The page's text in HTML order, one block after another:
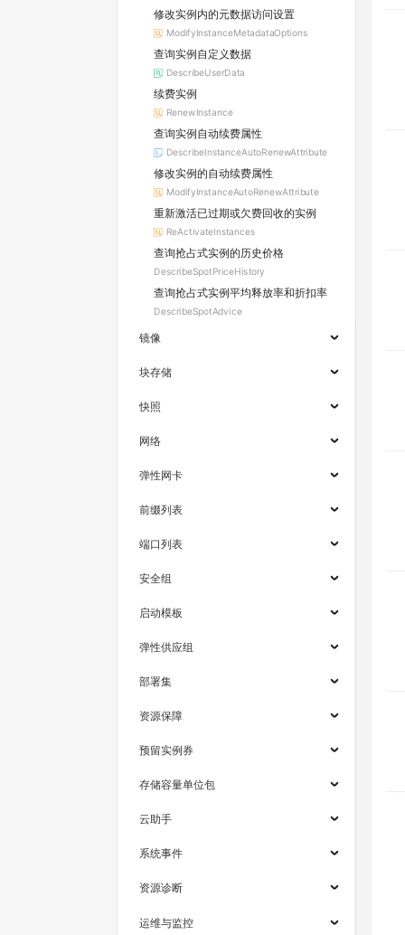
修改实例内的元数据访问设置
ModifyInstanceMetadataOptions
查询实例自定义数据
DescribeUserData
续费实例
RenewInstance
查询实例自动续费属性
DescribeInstanceAutoRenewAttribute
修改实例的自动续费属性
ModifyInstanceAutoRenewAttribute
重新激活已过期或欠费回收的实例
ReActivateInstances
查询抢占式实例的历史价格
DescribeSpotPriceHistory
查询抢占式实例平均释放率和折扣率
DescribeSpotAdvice
镜像
块存储
快照
网络
弹性网卡
前缀列表
端口列表
安全组
启动模板
弹性供应组
部署集
资源保障
预留实例券
存储容量单位包
云助手
系统事件
资源诊断
运维与监控